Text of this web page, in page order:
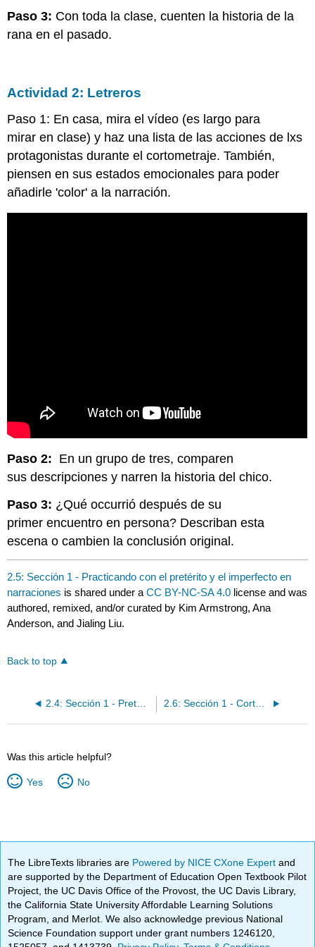
Paso 3: Con toda la clase, cuenten la historia de la
rana en el pasado.
Actividad 2: Letreros
Paso 1: En casa, mira el vídeo (es largo para
mirar en clase) y haz una lista de las acciones de lxs
protagonistas durante el cortometraje. También,
piensen en sus estados emocionales para poder
añadirle 'color' a la narración.
Paso 2: En un grupo de tres, comparen
sus descripciones y narren la historia del chico.
Paso 3: ¿Qué occurrió después de su
primer encuentro en persona? Describan esta
escena o cambien la conclusión original.
2.5: Sección 1 - Practicando con el pretérito y el imperfecto en
narraciones is shared under aCC BY-NC-SA 4.0 license and was
authored, remixed, and/or curated by Kim Armstrong, Ana
Anderson, and Jialing Liu.
Back to top
2.4: Sección 1 - Pretérito e imperfecto 2.6: Sección 1 - Cortometraje
Was this article helpful?
Yes No
The LibreTexts libraries are Powered by NICE CXone Expertand
are supported by the Department of Education Open Textbook Pilot
Project, the UC Davis Office of the Provost, the UC Davis Library,
the California State University Affordable Learning Solutions
Program, and Merlot. We also acknowledge previous National
Science Foundation support under grant numbers 1246120,